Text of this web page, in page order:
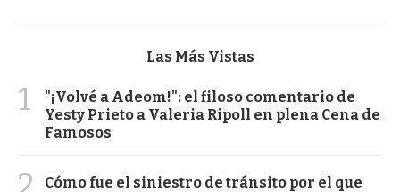
Las Más Vistas
1
"¡Volvé a Adeom!": el filoso comentario de
Yesty Prieto a Valeria Ripoll en plena Cena de
Famosos
Cómo fue el siniestro de tránsito por el que